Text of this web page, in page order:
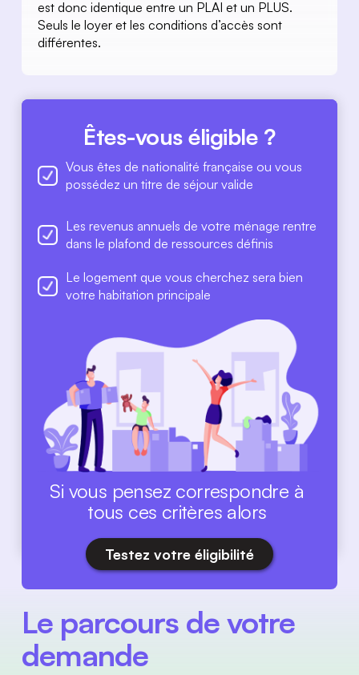
est donc identique entre un PLAI et un PLUS.
Seuls le loyer et les conditions d’accès sont
différentes.
Êtes-vous éligible ?
Vous êtes de nationalité française ou vous
possédez un titre de séjour valide
Les revenus annuels de votre ménage rentre
dans le plafond de ressources définis
Le logement que vous cherchez sera bien
votre habitation principale
Si vous pensez correspondre à
tous ces critères alors
Testez votre éligibilité
Le parcours de votre
demande